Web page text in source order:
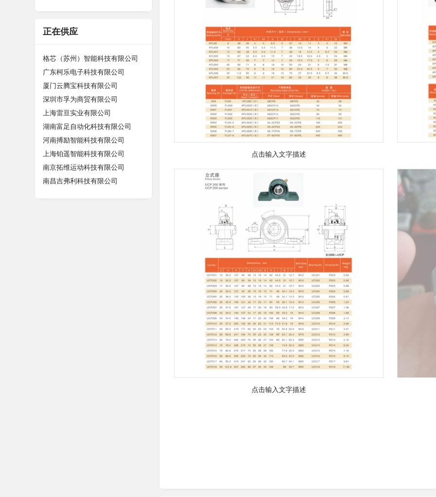
正在供应
格芯（苏州）智能科技有限公司
广东柯乐电子科技有限公司
厦门云腾宝科技有限公司
深圳市孚为商贸有限公司
上海雷亘实业有限公司
湖南富足自动化科技有限公司
河南搏励智能科技有限公司
上海铂遥智能科技有限公司
南京拓维运动科技有限公司
南昌吉弗利科技有限公司
点击输入文字描述
点击输入文字描述